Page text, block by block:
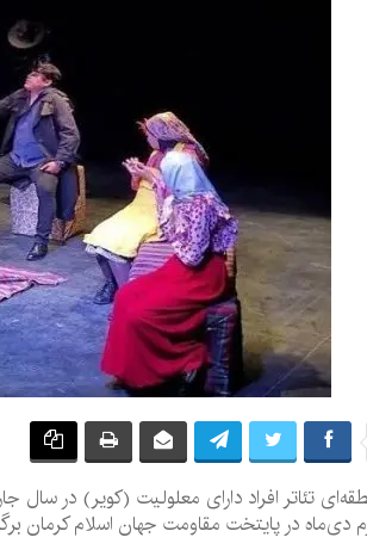
تئاتر افراد دارای معلولیت (کویر) در
دی‌ماه در پایتخت مقاومت جهان اسلام کرمان